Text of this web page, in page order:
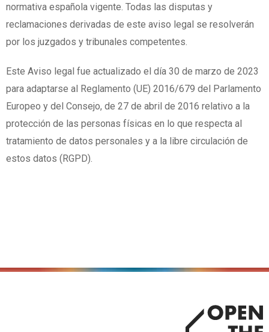
normativa española vigente. Todas las disputas y
reclamaciones derivadas de este aviso legal se resolverán
por los juzgados y tribunales competentes.
Este Aviso legal fue actualizado el día 30 de marzo de 2023
para adaptarse al Reglamento (UE) 2016/679 del Parlamento
Europeo y del Consejo, de 27 de abril de 2016 relativo a la
protección de las personas físicas en lo que respecta al
tratamiento de datos personales y a la libre circulación de
estos datos (RGPD).